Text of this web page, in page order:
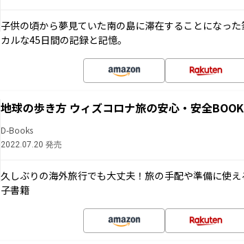
子供の頃から夢見ていた南の島に滞在することになっ
カルな45日間の記録と記憶。
地球の歩き方 ウィズコロナ旅の安心・安全BOOK
D-Books
2022.07.20 発売
久しぶりの海外旅行でも大丈夫！旅の手配や準備に使
子書籍